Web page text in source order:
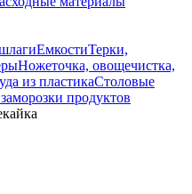
ЕмкостиТерки,
Ножеточка, овощечистка,
из пластикаСтоловые
продуктов